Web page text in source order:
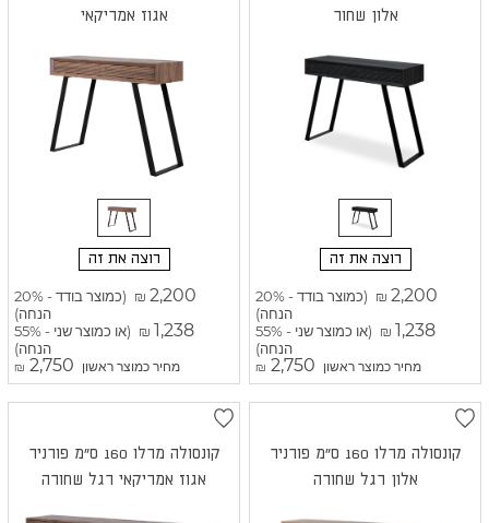
אלון שחור
רוצה את זה
₪ 2,200
(כמוצר בודד - 20%
הנחה)
₪ 1,238
(או כמוצר שני - 55%
הנחה)
מחיר כמוצר ראשון ₪ 2,750
אגוז אמריקאי
רוצה את זה
₪ 2,200
(כמוצר בודד - 20%
הנחה)
₪ 1,238
(או כמוצר שני - 55%
הנחה)
מחיר כמוצר ראשון ₪ 2,750
קונסולה מרלו 160 ס"מ פורניר
אלון רגל שחורה
קונסולה מרלו 160 ס"מ פורניר
אגוז אמריקאי רגל שחורה